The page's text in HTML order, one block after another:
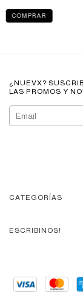
COMPRAR
¿NUEVX?
LAS PROMOS Y
CATEGORÍAS
ESCRIBINOS!